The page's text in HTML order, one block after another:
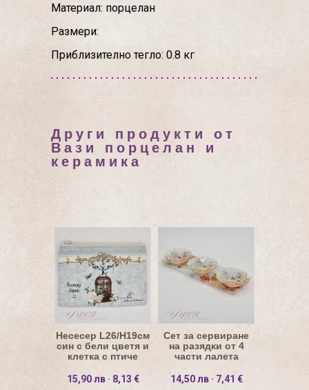
Материал: порцелан
Размери:
Приблизително тегло: 0.8 кг
Други продукти от
Вази порцелан и
керамика
Несесер L26/H19см
син с бели цветя и
клетка с птиче
15,90 лв · 8,13 €
Сет за сервиране
на разядки от 4
части лалета
14,50 лв · 7,41 €